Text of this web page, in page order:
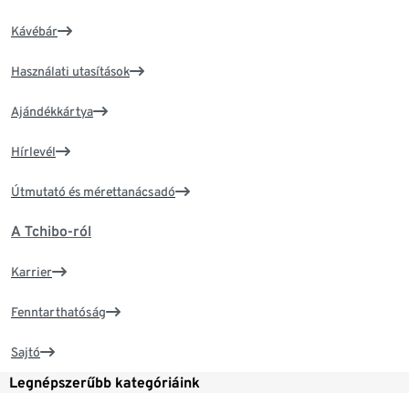
Kávébár
Használati utasítások
Ajándékkártya
Hírlevél
Útmutató és mérettanácsadó
A Tchibo-ról
Karrier
Fenntarthatóság
Sajtó
Legnépszerűbb kategóriáink